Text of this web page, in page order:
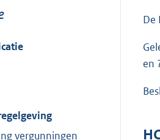
vergunningen
De
en